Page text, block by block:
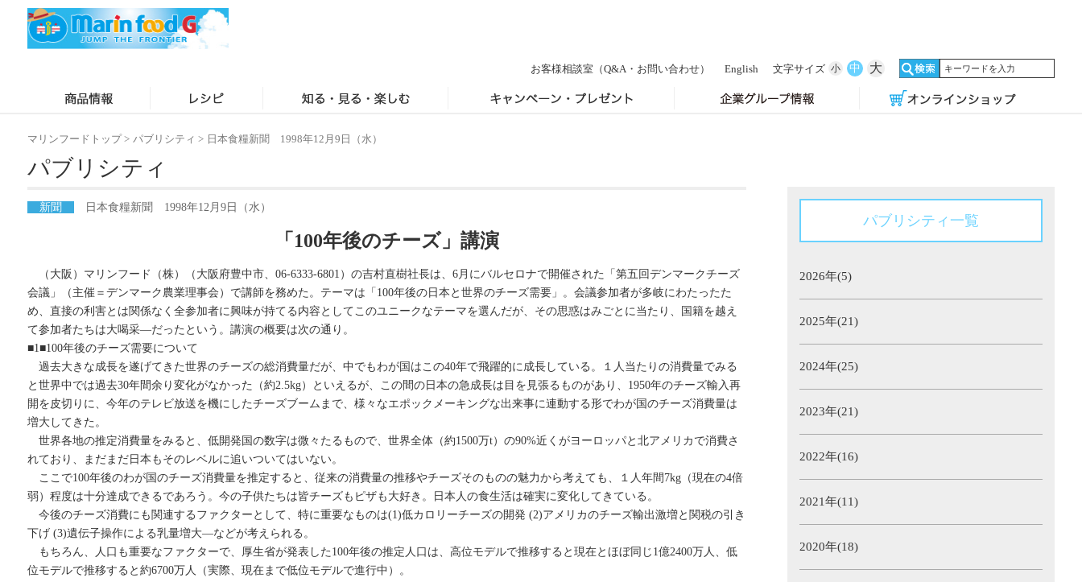
お客様相談室 （Q&A・お問い合わせ） English 文字サイズ 小 中 大
マリンフードトップ> パブリシティ > 日本食糧新聞 1998年12月9日（水）
パブリシティ
新聞 日本食糧新聞 1998年12月9日（水）
「100年後のチーズ」講演
（大阪）マリンフード（株）（大阪府豊中市、06-6333-6801）の吉村直樹社長は、6月にバルセロナで開催された「第五回デンマークチーズ
会議」（主催＝デンマーク農業理事会）で講師を務めた。テーマは「100年後の日本と世界のチーズ需要」。会議参加者が多岐にわたったた
め、直接の利害とは関係なく全参加者に興味が持てる内容としてこのユニークなテーマを選んだが、その思惑はみごとに当たり、国籍を越え
て参加者たちは大喝采―だったという。講演の概要は次の通り。
■1■100年後のチーズ需要について
過去大きな成長を遂げてきた世界のチーズの総消費量だが、中でもわが国はこの40年で飛躍的に成長している。１人当たりの消費量でみる
と世界中では過去30年間余り変化がなかった（約2.5kg）といえるが、この間の日本の急成長は目を見張るものがあり、1950年のチーズ輸入再
開を皮切りに、今年のテレビ放送を機にしたチーズブームまで、様々なエポックメーキングな出来事に連動する形でわが国のチーズ消費量は
増大してきた。
世界各地の推定消費量をみると、低開発国の数字は微々たるもので、世界全体（約1500万t）の90%近くがヨーロッパと北アメリカで消費さ
れており、まだまだ日本もそのレベルに追いついてはいない。
ここで100年後のわが国のチーズ消費量を推定すると、従来の消費量の推移やチーズそのものの魅力から考えても、１人年間7kg（現在の4倍
弱）程度は十分達成できるであろう。今の子供たちは皆チーズもピザも大好き。日本人の食生活は確実に変化してきている。
今後のチーズ消費にも関連するファクターとして、特に重要なものは(1)低カロリーチーズの開発 (2)アメリカのチーズ輸出激増と関税の引き
下げ (3)遺伝子操作による乳量増大―などが考えられる。
もちろん、人口も重要なファクターで、厚生省が発表した100年後の推定人口は、高位モデルで推移すると現在とほぼ同じ1億2400万人、低
位モデルで推移すると約6700万人（実際、現在まで低位モデルで進行中）。
パブリシティ一覧
2026年(5)
2025年(21)
2024年(25)
2023年(21)
2022年(16)
2021年(11)
2020年(18)